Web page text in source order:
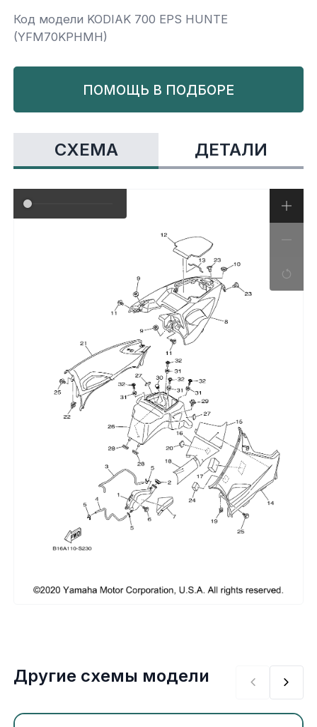
Yamaha
Салонные фильтры
Корпус,пластик
Ремни безопасности
Сиденья
Склизы, гусеницы, коньки
Снегоотвалы
Сумки, кофры
Топливная система
Тормозная система
Трансмиссия
Управление
Хранение и перевозка
Шноркели
Электрика
Другое
Kawasaki
Код модели KODIAK 700 EPS HUNTE
(YFM70KPHMH)
ПОМОЩЬ В ПОДБОРЕ
СХЕМА ДЕТАЛИ
Другие схемы модели